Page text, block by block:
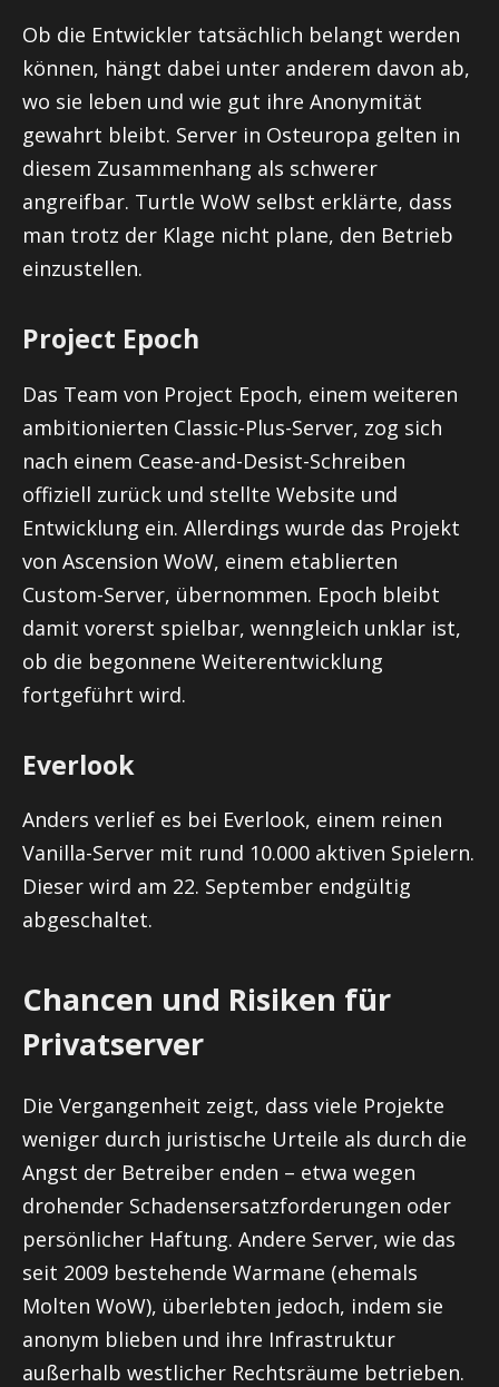
Ob die Entwickler tatsächlich belangt werden
können, hängt dabei unter anderem davon ab,
wo sie leben und wie gut ihre Anonymität
gewahrt bleibt. Server in Osteuropa gelten in
diesem Zusammenhang als schwerer
angreifbar. Turtle WoW selbst erklärte, dass
man trotz der Klage nicht plane, den Betrieb
einzustellen.
Project Epoch
Das Team von Project Epoch, einem weiteren
ambitionierten Classic-Plus-Server, zog sich
nach einem Cease-and-Desist-Schreiben
offiziell zurück und stellte Website und
Entwicklung ein. Allerdings wurde das Projekt
von Ascension WoW, einem etablierten
Custom-Server, übernommen. Epoch bleibt
damit vorerst spielbar, wenngleich unklar ist,
ob die begonnene Weiterentwicklung
fortgeführt wird.
Everlook
Anders verlief es bei Everlook, einem reinen
Vanilla-Server mit rund 10.000 aktiven Spielern.
Dieser wird am 22. September endgültig
abgeschaltet.
Chancen und Risiken für
Privatserver
Die Vergangenheit zeigt, dass viele Projekte
weniger durch juristische Urteile als durch die
Angst der Betreiber enden – etwa wegen
drohender Schadensersatzforderungen oder
persönlicher Haftung. Andere Server, wie das
seit 2009 bestehende Warmane (ehemals
Molten WoW), überlebten jedoch, indem sie
anonym blieben und ihre Infrastruktur
außerhalb westlicher Rechtsräume betrieben.